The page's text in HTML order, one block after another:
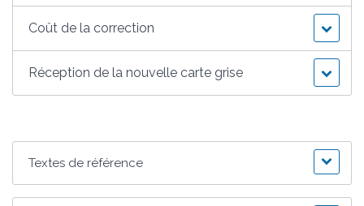
Coût de la correction
Réception de la nouvelle carte grise
Textes de référence